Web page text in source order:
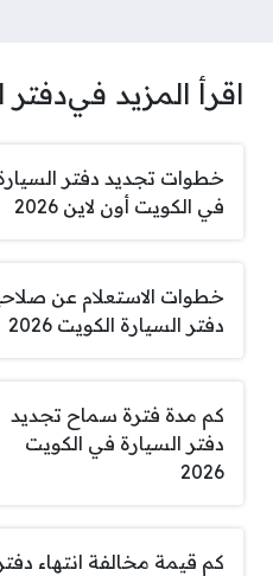
اقرأ المزيد فيدفتر
خطوات تجديد دفتر
في الكويت أون لاين 2026
خطوات الاستعلام عن
دفتر السيارة الكويت 2026
كم مدة فترة سماح تجديد
دفتر السيارة في الكويت
2026
كم قيمة مخالفة انتهاء دفتر